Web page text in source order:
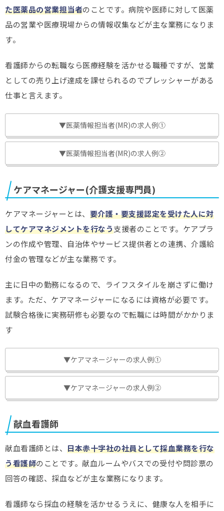
た医薬品の営業担当者のことです。病院や医師に対して医薬
品の営業や医療現場からの情報収集などが主な業務になりま
す。
看護師からの転職なら医療経験を活かせる職種ですが、営業
としての売り上げ達成を課せられるのでプレッシャーがある
仕事と言えます。
▼医薬情報担当者(MR)の求人例①
▼医薬情報担当者(MR)の求人例②
ケアマネージャー(介護支援専門員)
ケアマネージャーとは、 要介護・要支援認定を受けた人に対
してケアマネジメントを行なう支援者のことです。ケアプラ
ンの作成や管理、自治体やサービス提供者との連携、介護給
付金の管理などが主な業務です。
主に日中の勤務になるので、ライフスタイルを崩さずに働け
ます。ただ、ケアマネージャーになるには資格が必要です。
試験合格後に実務研修も必要なので転職には時間がかかりま
す
▼ケアマネージャーの求人例①
▼ケアマネージャーの求人例②
献血看護師
献血看護師とは、 日本赤十字社の社員として採血業務を行な
う看護師のことです。献血ルームやバスでの受付や問診票の
回答の確認、採血などが主な業務になります。
看護師なら採血の経験を活かせるうえに、健康な人を相手に